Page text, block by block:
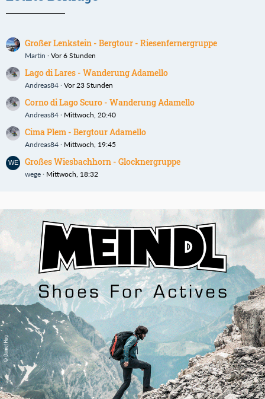
Großer Lenkstein - Bergtour - Riesenfernergruppe
Martin Vor 6 Stunden
Lago di Lares - Wanderung Adamello
Andreas84 Vor 23 Stunden
Corno di Lago Scuro - Wanderung Adamello
Andreas84 Mittwoch, 20:40
Cima Plem - Bergtour Adamello
Andreas84 Mittwoch, 19:45
Großes Wiesbachhorn - Glocknergruppe
wege Mittwoch, 18:32